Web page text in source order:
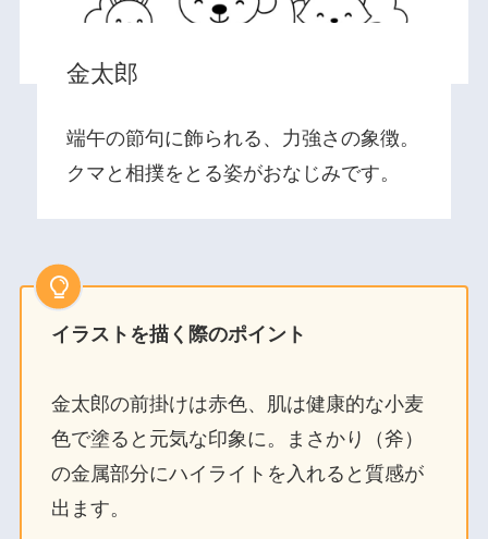
金太郎
端午の節句に飾られる、力強さの象徴。
クマと相撲をとる姿がおなじみです。
イラストを描く際のポイント
金太郎の前掛けは赤色、肌は健康的な小麦
色で塗ると元気な印象に。まさかり（斧）
の金属部分にハイライトを入れると質感が
出ます。